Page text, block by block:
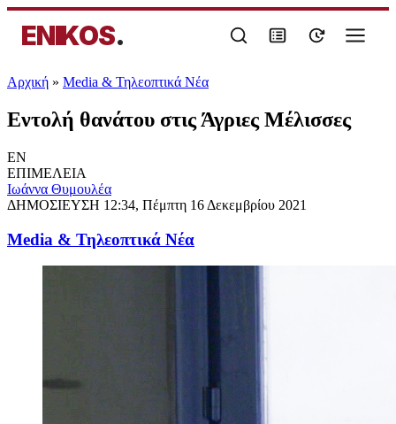
ENIKOS.
Αρχική » Media & Τηλεοπτικά Νέα
Εντολή θανάτου στις Άγριες Μέλισσες
EN
ΕΠΙΜΕΛΕΙΑ
Ιωάννα Θυμουλέα
ΔΗΜΟΣΙΕΥΣΗ 12:34, Πέμπτη 16 Δεκεμβρίου 2021
Media & Τηλεοπτικά Νέα